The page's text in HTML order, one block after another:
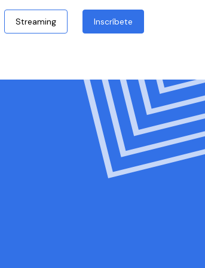
Streaming Inscríbete